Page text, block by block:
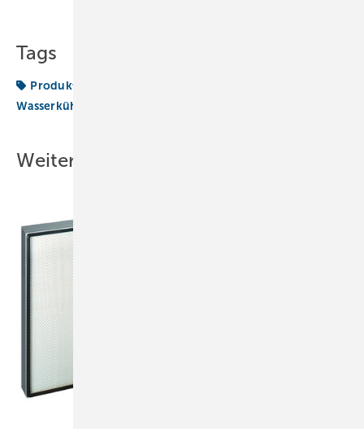
Tags
Produkte
Wasserkühlmaschine
Weitere Inhalte